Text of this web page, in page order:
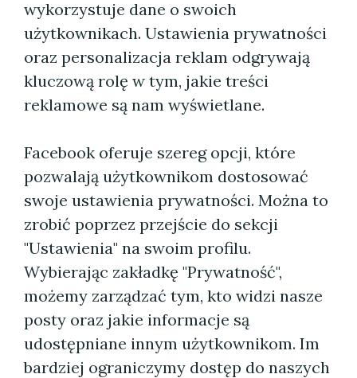
wykorzystuje dane o swoich
użytkownikach. Ustawienia prywatności
oraz personalizacja reklam odgrywają
kluczową rolę w tym, jakie treści
reklamowe są nam wyświetlane.
Facebook oferuje szereg opcji, które
pozwalają użytkownikom dostosować
swoje ustawienia prywatności. Można to
zrobić poprzez przejście do sekcji
"Ustawienia" na swoim profilu.
Wybierając zakładkę "Prywatność",
możemy zarządzać tym, kto widzi nasze
posty oraz jakie informacje są
udostępniane innym użytkownikom. Im
bardziej ograniczymy dostęp do naszych